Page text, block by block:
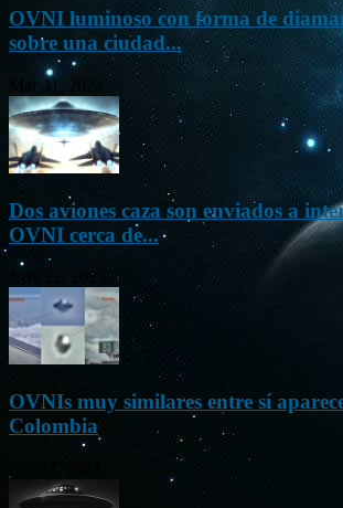
OVNI luminoso con forma de
sobre una ciudad...
Mar 31, 2024
Dos aviones caza son enviados a
OVNI cerca de...
Nov 22, 2023
OVNIs muy similares entre sí
Colombia